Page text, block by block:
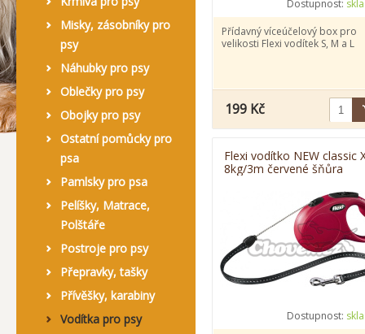
Misky, zásobníky pro
psy
Náhubky pro psy
Oblečky pro psy
Obojky pro psy
Ostatní pomůcky pro
psa
Pamlsky pro psa
Pelíšky, Matrace,
Polštáře
Postroje pro psy
Přepravky, tašky
Přívěšky, karabiny
Vodítka pro psy
Dostupnost:
Přídavný víceúčelový box pro
velikosti Flexi vodítek S, M a L
199 Kč
Flexi vodítko NEW classic
8kg/3m červené šňůra
Dostupnost: